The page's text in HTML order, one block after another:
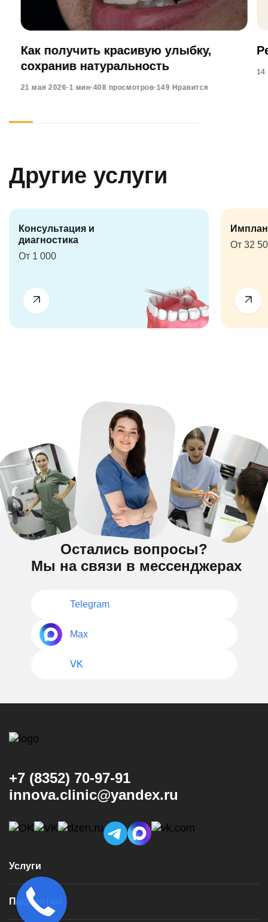
Как получить красивую улыбку,
сохранив натуральность
21 мая 2026·1 мин·408 просмотров·149 Нравится
14
Другие услуги
Консультация и
диагностика
От 1 000
От 32
Остались вопросы?
Мы на связи в мессенджерах
Telegram
Max
VK
+7 (8352) 70-97-91
innova.clinic@yandex.ru
Услуги
Консультация и диагностика
Имплантация
Пациентам